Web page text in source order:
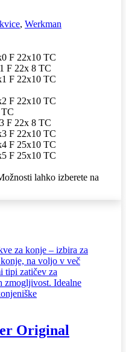
, Werkman
0 F 22x10 TC
1 F 22x 8 TC
1 F 22x10 TC
2 F 22x10 TC
3 F 22x 8 TC
3 F 22x10 TC
4 F 25x10 TC
5 F 25x10 TC
lahko izberete na
Original